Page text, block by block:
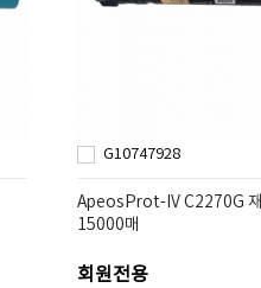
G10747928
ApeosProt-IV C2270G
15000매
회원전용